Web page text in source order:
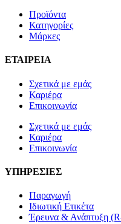
Προϊόντα
Κατηγορίες
Μάρκες
ΕΤΑΙΡΕΙΑ
Σχετικά με εμάς
Καριέρα
Επικοινωνία
Σχετικά με εμάς
Καριέρα
Επικοινωνία
ΥΠΗΡΕΣΙΕΣ
Παραγωγή
Ιδιωτική Ετικέτα
Έρευνα & Ανάπτυξη